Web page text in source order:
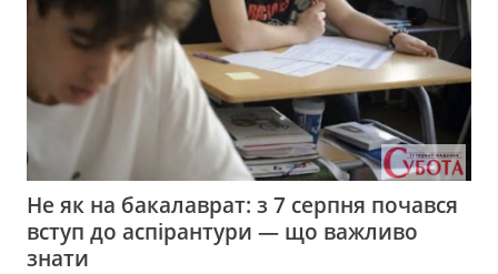
Не як на бакалаврат: з 7 серпня почався
вступ до аспірантури — що важливо
знати